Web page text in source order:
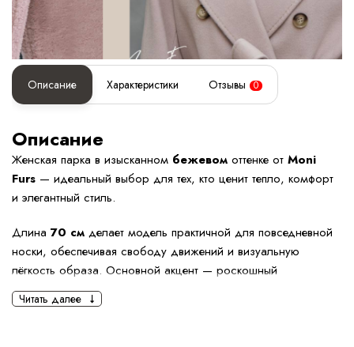
Описание Характеристики Отзывы 0
Описание
Женская парка в изысканном бежевом оттенке от Moni
Furs — идеальный выбор для тех, кто ценит тепло, комфорт
и элегантный стиль.
Длина 70 см делает модель практичной для повседневной
носки, обеспечивая свободу движений и визуальную
лёгкость образа. Основной акцент — роскошный
натуральный мех лисы тёплого золотистого оттенка, который
эффектно обрамляет капюшон и линию застёжки, создавая
Читать далее